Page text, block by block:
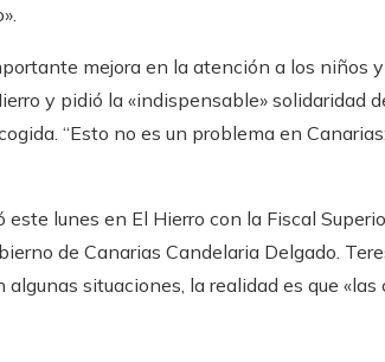
mejora en la atención a los niños
y pidió la «indispensable» solidaridad
“Esto no es un problema en
este lunes en El Hierro con la Fiscal
de Canarias Candelaria Delgado.
algunas situaciones, la realidad es que